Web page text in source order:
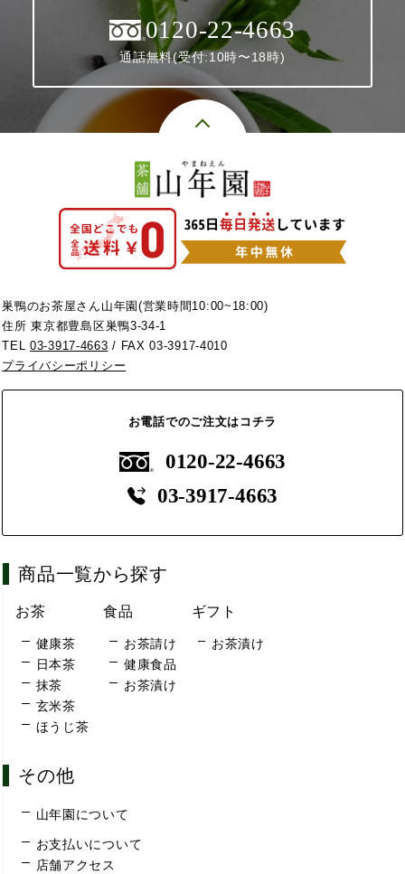
0120-22-4663
通話無料(受付:10時〜18時)
巣鴨のお茶屋さん山年園(営業時間10:00~18:00)
住所 東京都豊島区巣鴨3-34-1
TEL03-3917-4663 / FAX 03-3917-4010
プライバシーポリシー
お電話でのご注文はコチラ
0120-22-4663
03-3917-4663
商品一覧から探す
お茶
健康茶
日本茶
抹茶
玄米茶
ほうじ茶
食品
お茶請け
健康食品
お茶漬け
ギフト
お茶漬け
その他
山年園について
お支払いについて
店舗アクセス